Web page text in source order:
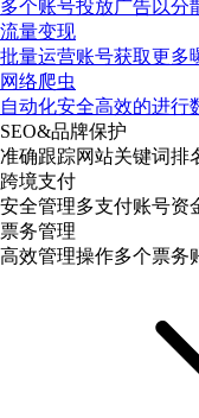
多个账号投放广告以分
流量变现
批量运营账号获取更多
网络爬虫
自动化安全高效的进行
SEO&品牌保护
准确跟踪网站关键词排
跨境支付
安全管理多支付账号资
票务管理
高效管理操作多个票务